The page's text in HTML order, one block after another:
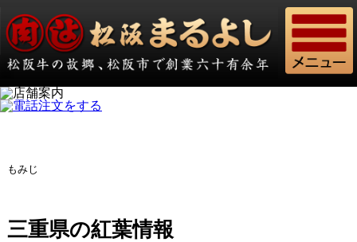
もみじ
三重県の紅葉情報